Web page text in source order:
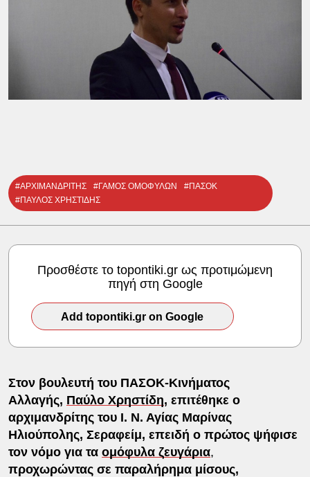
#ΑΡΧΙΜΑΝΔΡΙΤΗΣ #ΓΑΜΟΣ ΟΜΟΦΥΛΩΝ
#ΠΑΣΟΚ
#ΠΑΥΛΟΣ ΧΡΗΣΤΙΔΗΣ
Προσθέστε το topontiki.gr ως προτιμώμενη
πηγή στη Google
Add topontiki.gr on Google
Στον βουλευτή του ΠΑΣΟΚ-Κινήματος
Αλλαγής, Παύλο Χρηστίδη, επιτέθηκε ο
αρχιμανδρίτης του Ι. Ν. Αγίας Μαρίνας
Ηλιούπολης, Σεραφείμ, επειδή ο πρώτος ψήφισε
τον νόμο για τα ομόφυλα ζευγάρια,
προχωρώντας σε παραλήρημα μίσους,